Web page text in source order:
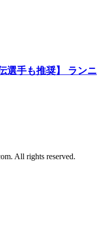
選手も推奨】 ランニ
All rights reserved.